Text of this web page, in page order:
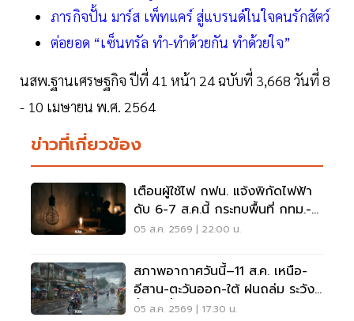
ภารกิจปั้น มาร์ส เพ็ทแคร์ สู่แบรนด์ในใจคนรักสัตว์
ต่อยอด “เซ็นทรัล ทำ-ทำด้วยกัน ทำด้วยใจ”
นสพ.ฐานเศรษฐกิจ ปีที่ 41 หน้า 24 ฉบับที่ 3,668 วันที่ 8
- 10 เมษายน พ.ศ. 2564
ข่าวที่เกี่ยวข้อง
เตือนผู้ใช้ไฟ กฟน. แจ้งพิกัดไฟฟ้า
ดับ 6-7 ส.ค.นี้ กระทบพื้นที่ กทม.-
นนทบุรี-สมุทรปราการ
05 ส.ค. 2569 | 22:00 น.
สภาพอากาศวันนี้–11 ส.ค. เหนือ-
อีสาน-ตะวันออก-ใต้ ฝนถล่ม ระวัง
น้ำป่า น้ำท่วมขัง
05 ส.ค. 2569 | 17:30 น.